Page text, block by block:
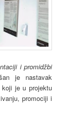
i promidžbi
je nastavak
koji je u projektu
promociji i